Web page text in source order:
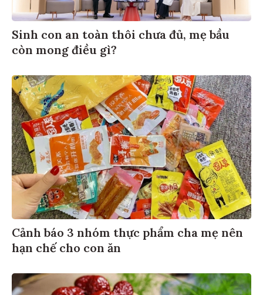
Sinh con an toàn thôi chưa đủ, mẹ bầu
còn mong điều gì?
Cảnh báo 3 nhóm thực phẩm cha mẹ nên
hạn chế cho con ăn